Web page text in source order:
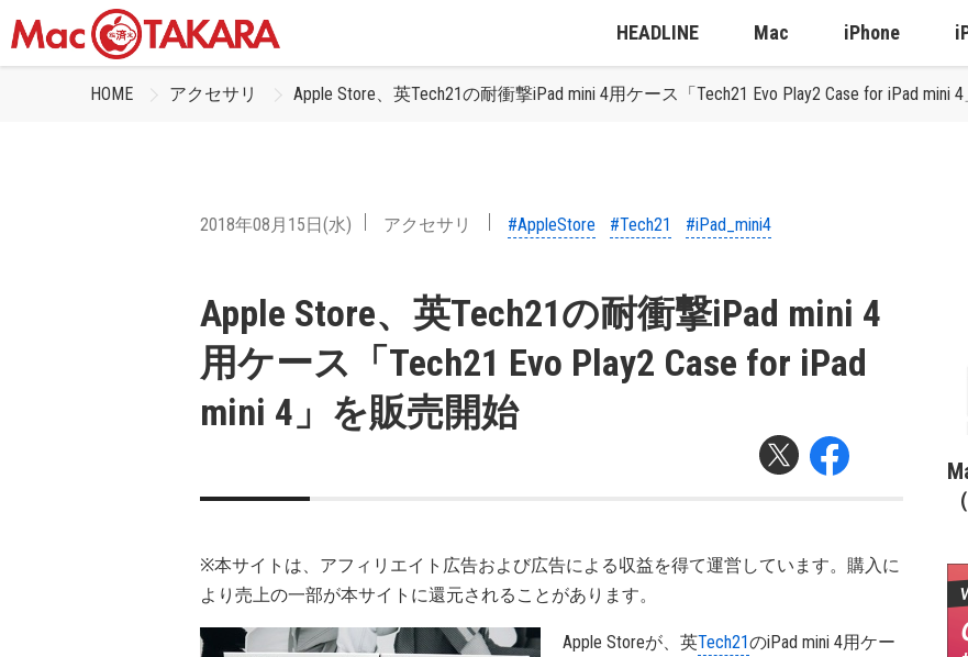
HEADLINE Mac iPhone
HOME アクセサリ Apple Store、英Tech21の耐衝撃iPad mini 4用ケース「Tech21 Evo Play2 Case for iPad mini
2018年08月15日(水) アクセサリ #AppleStore #Tech21 #iPad_mini4
Apple Store、英Tech21の耐衝撃iPad mini 4
用ケース「Tech21 Evo Play2 Case for iPad
mini 4」を販売開始
※本サイトは、アフィリエイト広告および広告による収益を得て運営しています。購入に
より売上の一部が本サイトに還元されることがあります。
Apple Storeが、英Tech21のiPad mini 4用ケー